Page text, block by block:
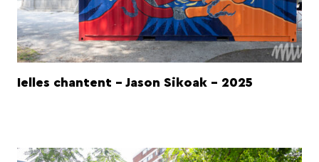
Ielles chantent - Jason Sikoak - 2025